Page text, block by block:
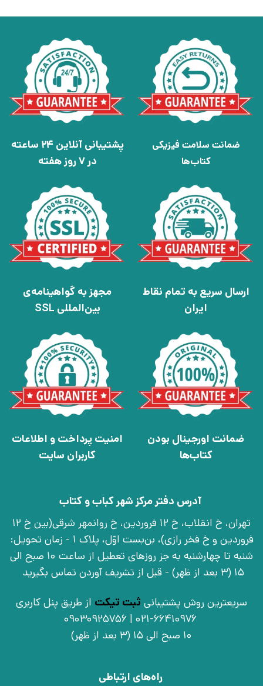
ضمانت سلامت فیزیکی
کتاب‌ها
پشتیبانی آنلاین 24 ساعته
در 7 روز هفته
ارسال سریع به تمام نقاط
ایران
مجهز به گواهینامه‌ی
بین‌المللی SSL
ضمانت اورجینال بودن
کتاب‌ها
امنیت پرداخت و اطلاعات
کاربران سایت
آدرس دفتر مرکز شهر کباب و کتاب
تهران، خ انقلاب، خ 12 فروردین، خ روانمهر شرقی(بین خ 12
فروردین و خ فخر رازی)، بن‌بست اوّل، پلاک 1 - زمان تحویل:
شنبه تا چهارشنبه به جز روزهای تعطیل از ساعت 10 صبح الی
15 (3 بعد از ظهر) - قبل از تشریف آوردن تماس بگیرید
سریعترین روش پشتیبانی ثبت تیکت از طریق پنل کاربری
021-66410976 | 09030925756
10 صبح الی 15 (3 بعد از ظهر)
راه‌های ارتباطی